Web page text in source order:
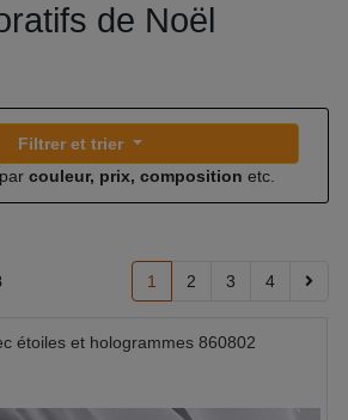
de Noël
Filtrer et trier
couleur, prix, composition etc.
1 2 3 4
étoiles et hologrammes 860802